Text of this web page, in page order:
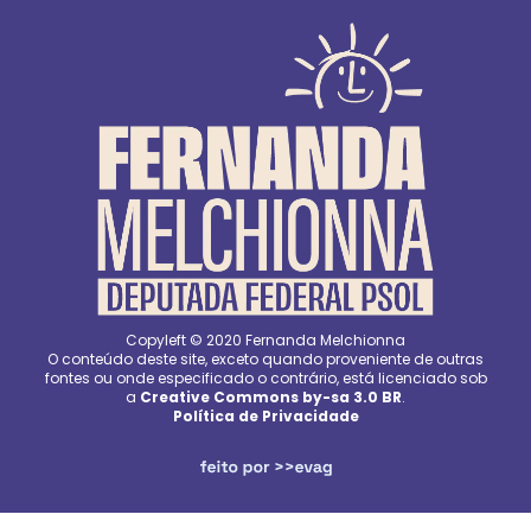
Copyleft © 2020 Fernanda Melchionna
O conteúdo deste site, exceto quando proveniente de outras
fontes ou onde especificado o contrário, está licenciado sob
a Creative Commons by-sa 3.0 BR.
Política de Privacidade